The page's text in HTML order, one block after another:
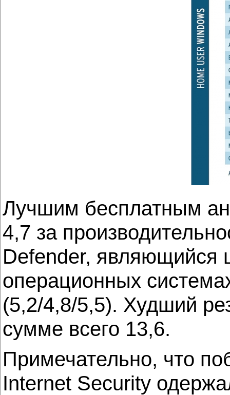
Лучшим бесплатным
4,7 за
Defender, являющийся
операционных
(5,2/4,8/5,5). Худший
сумме всего 13,6.
Примечательно, что
Internet Security